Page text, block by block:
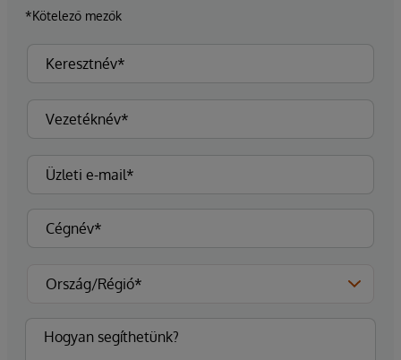
*Kötelező mezők